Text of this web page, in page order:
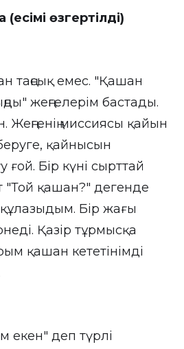
өзгертілді)
таңсық емес. "Қашан
жеңгелерім бастады.
Жеңгенің миссиясы қайын
беруге, қайнысын
ғой. Бір күні сырттай
"Той қашан?" дегенде
Бір жағы
Қазір тұрмысқа
қашан кететінімді
екен" деп түрлі